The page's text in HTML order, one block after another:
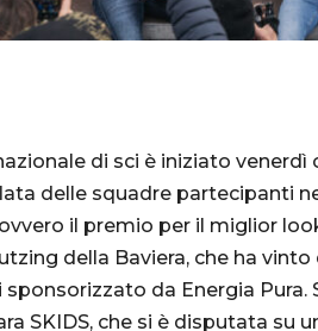
di sci è iniziato venerdì
delle squadre partecipanti
ovvero il premio per il miglior
della Baviera, che ha
da Energia
SKIDS, che si è disputata su